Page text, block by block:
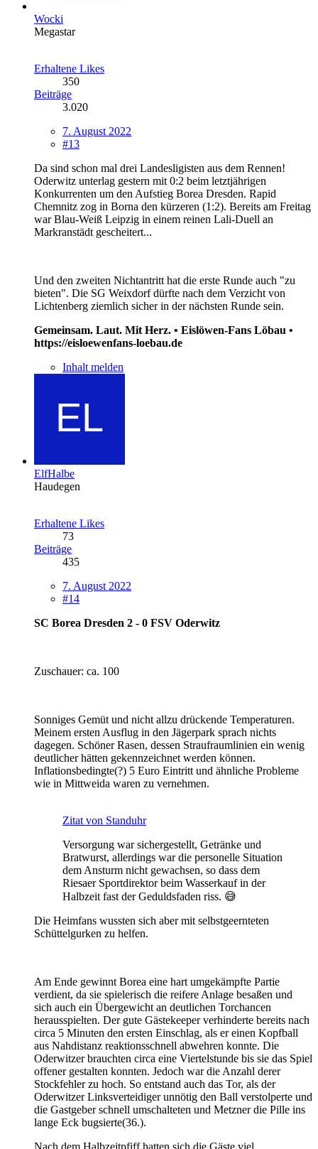
Wocki
Megastar
Erhaltene Likes
350
Beiträge
3.020
7. August 2022
#13
Da sind schon mal drei Landesligisten aus dem Rennen!
Oderwitz unterlag gestern mit 0:2 beim letztjährigen
Konkurrenten um den Aufstieg Borea Dresden. Rapid
Chemnitz zog in Borna den kürzeren (1:2). Bereits am Freitag
war Blau-Weiß Leipzig in einem reinen Lali-Duell an
Markranstädt gescheitert...
Und den zweiten Nichtantritt hat die erste Runde auch "zu
bieten". Die SG Weixdorf dürfte nach dem Verzicht von
Lichtenberg ziemlich sicher in der nächsten Runde sein.
Gemeinsam. Laut. Mit Herz. • Eislöwen-Fans Löbau •
https://eisloewenfans-loebau.de
Inhalt melden
ElfHalbe
Haudegen
Erhaltene Likes
73
Beiträge
435
7. August 2022
#14
SC Borea Dresden 2 - 0 FSV Oderwitz
Zuschauer: ca. 100
Sonniges Gemüt und nicht allzu drückende Temperaturen.
Meinem ersten Ausflug in den Jägerpark sprach nichts
dagegen. Schöner Rasen, dessen Straufraumlinien ein wenig
deutlicher hätten gekennzeichnet werden können.
Inflationsbedingte(?) 5 Euro Eintritt und ähnliche Probleme
wie in Mittweida waren zu vernehmen.
Zitat von Standuhr
Versorgung war sichergestellt, Getränke und
Bratwurst, allerdings war die personelle Situation
dem Ansturm nicht gewachsen, so dass dem
Riesaer Sportdirektor beim Wasserkauf in der
Halbzeit fast der Geduldsfaden riss. 😅
Die Heimfans wussten sich aber mit selbstgeernteten
Schüttelgurken zu helfen.
Am Ende gewinnt Borea eine hart umgekämpfte Partie
verdient, da sie spielerisch die reifere Anlage besaßen und
sich auch ein Übergewicht an deutlichen Torchancen
herausspielten. Der gute Gästekeeper verhinderte bereits nach
circa 5 Minuten den ersten Einschlag, als er einen Kopfball
aus Nahdistanz reaktionsschnell abwehren konnte. Die
Oderwitzer brauchten circa eine Viertelstunde bis sie das Spiel
offener gestalten konnten. Jedoch war die Anzahl derer
Stockfehler zu hoch. So entstand auch das Tor, als der
Oderwitzer Linksverteidiger unnötig den Ball verstolperte und
die Gastgeber schnell umschalteten und Metzner die Pille ins
lange Eck bugsierte(36.).
Nach dem Halbzeitpfiff hatten sich die Gäste viel